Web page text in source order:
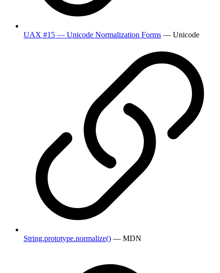
UAX #15 — Unicode Normalization Forms — Unicode
String.prototype.normalize() — MDN